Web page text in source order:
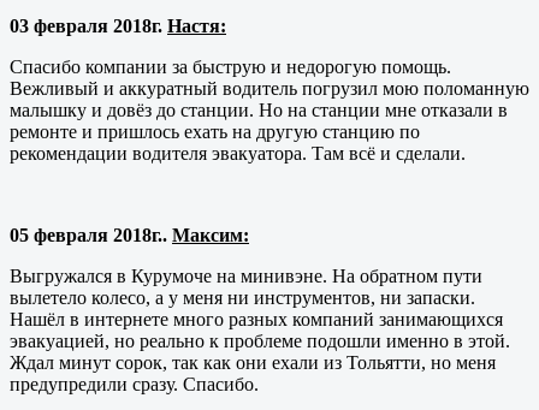
03 февраля 2018г. Настя:
Спасибо компании за быструю и недорогую помощь.
Вежливый и аккуратный водитель погрузил мою поломанную
малышку и довёз до станции. Но на станции мне отказали в
ремонте и пришлось ехать на другую станцию по
рекомендации водителя эвакуатора. Там всё и сделали.
05 февраля 2018г.. Максим:
Выгружался в Курумоче на минивэне. На обратном пути
вылетело колесо, а у меня ни инструментов, ни запаски.
Нашёл в интернете много разных компаний занимающихся
эвакуацией, но реально к проблеме подошли именно в этой.
Ждал минут сорок, так как они ехали из Тольятти, но меня
предупредили сразу. Спасибо.